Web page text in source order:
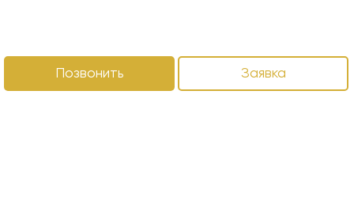
Позвонить Заявка